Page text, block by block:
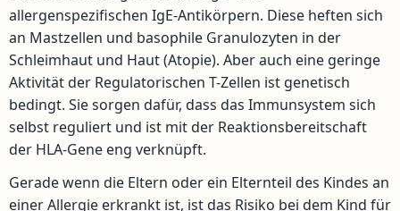
allergenspezifischen IgE-Antikörpern. Diese heften sich
an Mastzellen und basophile Granulozyten in der
Schleimhaut und Haut (Atopie). Aber auch eine geringe
Aktivität der Regulatorischen T-Zellen ist genetisch
bedingt. Sie sorgen dafür, dass das Immunsystem sich
selbst reguliert und ist mit der Reaktionsbereitschaft
der HLA-Gene eng verknüpft.
Gerade wenn die Eltern oder ein Elternteil des Kindes an
einer Allergie erkrankt ist, ist das Risiko bei dem Kind für